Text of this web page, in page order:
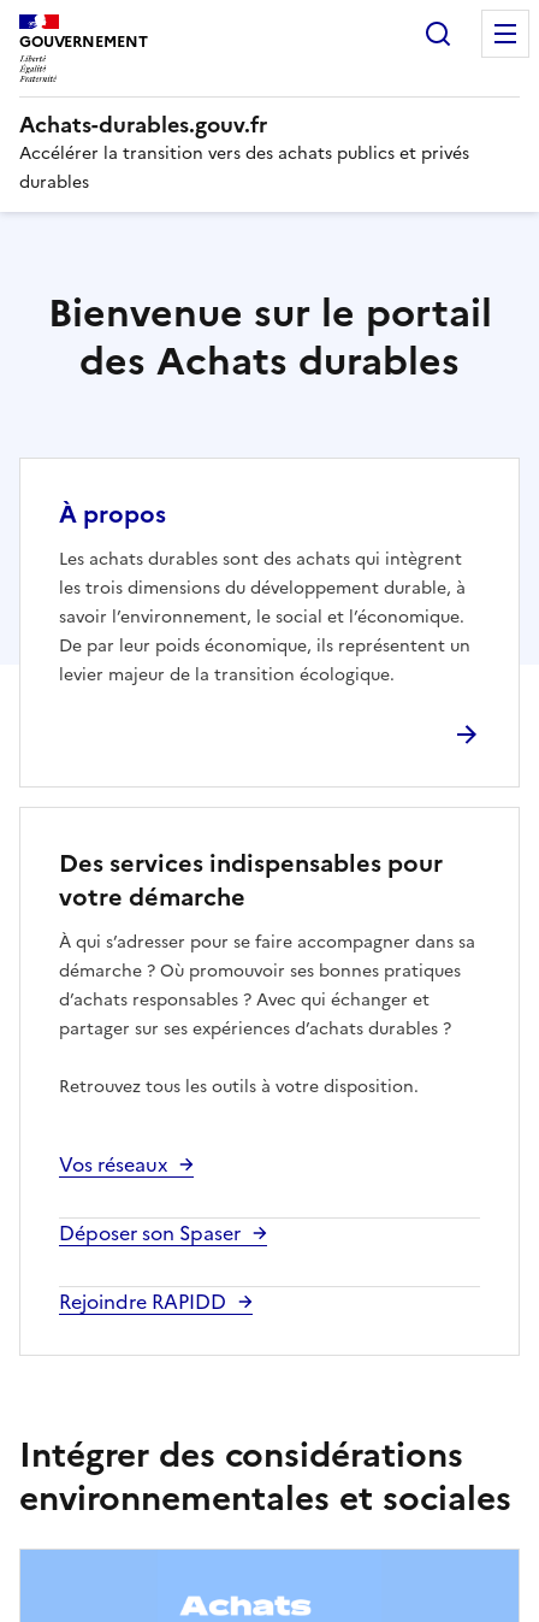
GOUVERNEMENT
Liberté,
Égalité,
Fraternité
Achats-durables.gouv.fr
Accélérer la transition vers des achats publics et privés
durables
Bienvenue sur le portail
des Achats durables
À propos
Les achats durables sont des achats qui intègrent
les trois dimensions du développement durable, à
savoir l’environnement, le social et l’économique.
De par leur poids économique, ils représentent un
levier majeur de la transition écologique.
Des services indispensables pour
votre démarche
À qui s’adresser pour se faire accompagner dans sa
démarche ? Où promouvoir ses bonnes pratiques
d’achats responsables ? Avec qui échanger et
partager sur ses expériences d’achats durables ?
Retrouvez tous les outils à votre disposition.
Vos réseaux
Déposer son Spaser
Rejoindre RAPIDD
Intégrer des considérations
environnementales et sociales